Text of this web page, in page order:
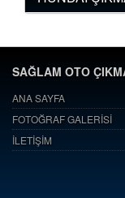
SAĞLAM OTO
ANA SAYFA
FOTOĞRAF GALERİSİ
İLETİŞİM